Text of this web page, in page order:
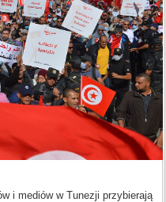
i mediów w Tunezji przybierają